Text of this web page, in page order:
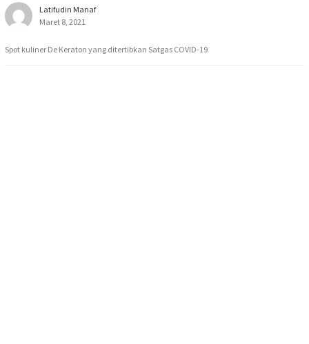
Latifudin Manaf
Maret 8, 2021
Spot kuliner De Keraton yang ditertibkan Satgas COVID-19